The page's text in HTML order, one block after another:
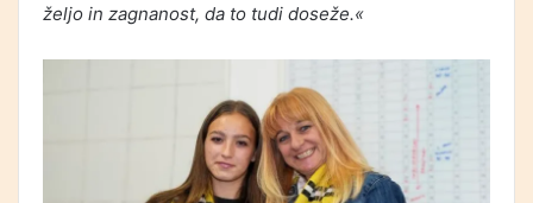
željo in zagnanost, da to tudi doseže.«